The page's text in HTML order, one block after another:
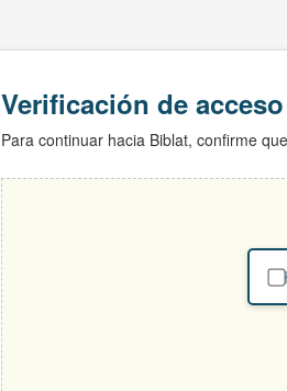
Verificación de acceso
Para continuar hacia Biblat, confirme